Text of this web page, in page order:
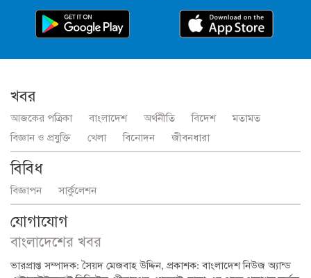
খবর
আজকের পত্রিকা বাংলাদেশ অর্থনীতি বিদেশ
মতামত
বিজ্ঞান ও প্রযুক্তি
খেলা বিনোদন জীবনধারা
বিবিধ
বিজ্ঞাপন সার্কুলেশন
যোগাযোগ
বাংলাদেশের খবর
ভারপ্রাপ্ত সম্পাদক: সৈয়দ মেজবাহ উদ্দিন, প্রকাশক: বাংলাদেশ নিউজ অ্যান্ড